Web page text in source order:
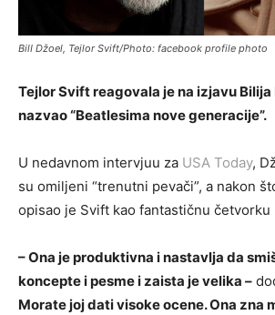
BilI Džoel, Tejlor Svift/Photo: facebook profile photo
Tejlor Svift reagovala je na izjavu Bilija
nazvao “Beatlesima nove generacije”.
U nedavnom intervjuu za USA Today,
su omiljeni “trenutni pevači”, a nakon
opisao je Svift kao fantastičnu
– Ona je produktivna i nastavlja da
koncepte i pesme i zaista je velika –
Morate joj dati visoke ocene. Ona zna